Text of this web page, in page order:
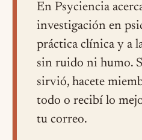
En Psyciencia
investigación en
práctica clínica y a
sin ruido ni humo.
sirvió, hacete
todo o recibí lo
tu correo.